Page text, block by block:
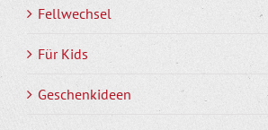
Fellwechsel
Für Kids
Geschenkideen